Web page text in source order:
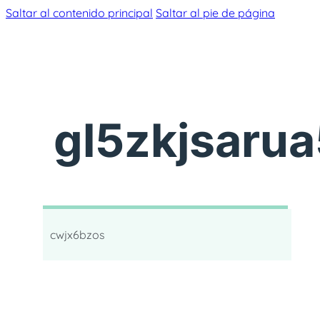
Saltar al contenido principal Saltar al pie de página
cwjx6bzos